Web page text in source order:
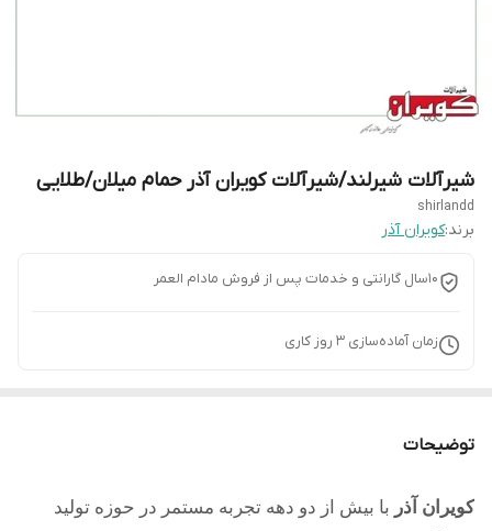
شیرآلات شیرلند/شیرآلات کویران آذر حمام میلان/طلایی
shirlandd
برند:کویران آذر
10سال گارانتی و خدمات پس از فروش مادام العمر
زمان آماده‌سازی 3 روز کاری
توضیحات
کویران آذر با بیش از دو دهه تجربه مستمر در حوزه تولید